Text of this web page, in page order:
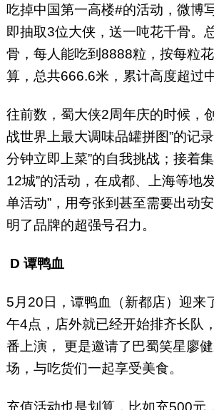
吃掉中国第一高楼#的活动，微博
即抽取3位大侠，送一吨花千骨。
骨，每人能吃到8888粒，按每粒
算，总共666.6米，累计高度超过
往前数，蜀大侠2周年庆的时候，
战世界上最大调味品罐拼图”的记
分钟立即上菜”的自我挑战；接着
12城”的活动，在成都、上海等地
单活动”，用夸张到甚至需要出动
明了品牌的超强号召力。
D 谭鸭血
5月20日，谭鸭血（新都店）迎来
午4点，店外就已经开始排齐长队
番上演， 更是邀请了巴蜀笑星廖
场，与吃货们一起享受美食。